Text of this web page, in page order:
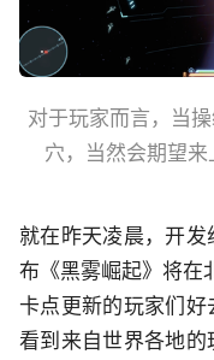
对于玩家而言，当
穴，当然会期望
就在昨天凌晨，开
布《黑雾崛起》将在
卡点更新的玩家们
看到来自世界各地